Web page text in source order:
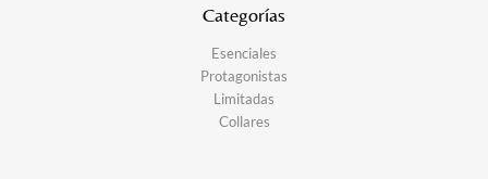
Categorías
Esenciales
Protagonistas
Limitadas
Collares